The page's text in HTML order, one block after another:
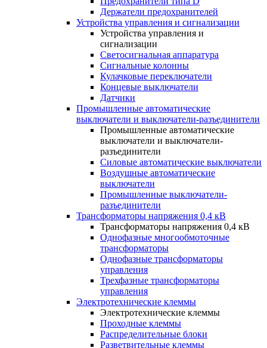
Держатели предохранителей
Устройства управления и сигнализации
Устройства управления и
сигнализации
Светосигнальная аппаратура
Сигнальные колонны
Кулачковые переключатели
Концевые выключатели
Датчики
Промышленные автоматические
выключатели и выключатели-разъединители
Промышленные автоматические
выключатели и выключатели-
разъединители
Силовые автоматические выключатели
Воздушные автоматические
выключатели
Промышленные выключатели-
разъединители
Трансформаторы напряжения 0,4 кВ
Трансформаторы напряжения 0,4 кВ
Однофазные многообмоточные
трансформаторы
Однофазные трансформаторы
управления
Трехфазные трансформаторы
управления
Электротехнические клеммы
Электротехнические клеммы
Проходные клеммы
Распределительные блоки
Разветвительные клеммы